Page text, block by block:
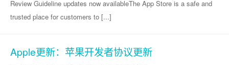
Review Guideline updates now availableThe App Store is a safe and
trusted place for customers to [...]
Apple更新：苹果开发者协议更新